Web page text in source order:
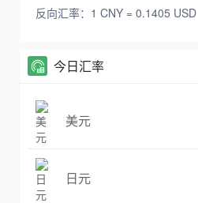
反向汇率：1 CNY = 0.1405 USD
今日汇率
美元
日元